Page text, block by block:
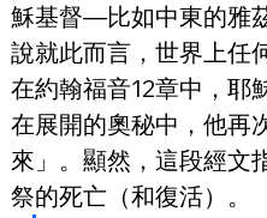
穌基督—比如中東的雅
說就此而言，世界上任
在約翰福音12章中，耶
在展開的奧秘中，他再
來」。顯然，這段經文
祭的死亡（和復活）。